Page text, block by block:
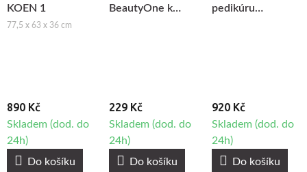
KOEN 1
77,5 x 63 x 36 cm
890 Kč
Skladem (dod. do
24h)
Do košíku
BeautyOne k
229 Kč
Skladem (dod. do
24h)
Do košíku
pedikúru
920 Kč
Skladem (dod. do
24h)
Do košíku